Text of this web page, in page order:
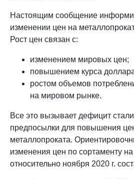
Настоящим сообщение
изменении цен на
Рост цен связан с:
изменением мировых цен;
повышением курса
ростом объемов
на мировом рынке.
Все это вызывает дефицит
предпосылки для повышения
металлопроката.
изменения цен по сортаменту на
относительно ноября 2020 г.